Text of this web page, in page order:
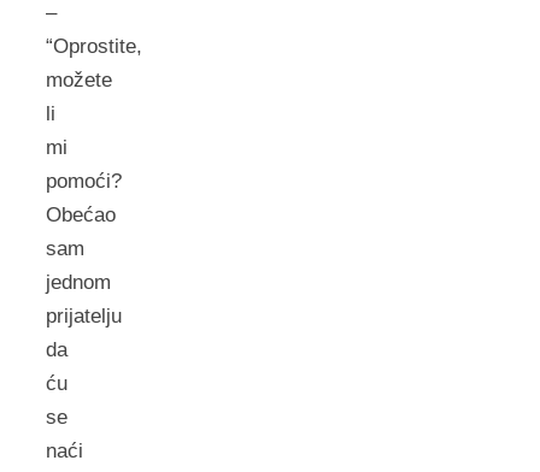
–
“Oprostite,
možete
li
mi
pomoći?
Obećao
sam
jednom
prijatelju
da
ću
se
naći